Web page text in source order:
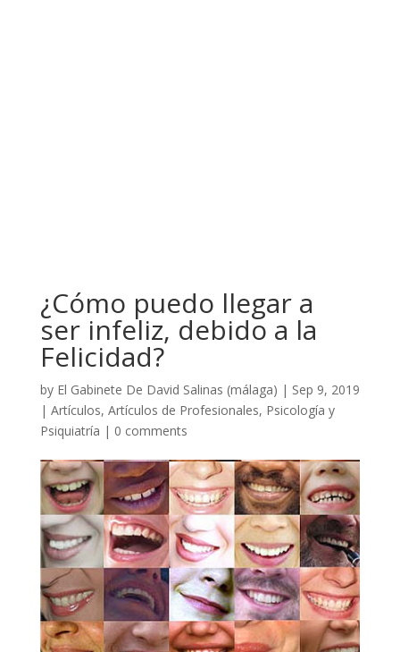
¿Cómo puedo llegar a
ser infeliz, debido a la
Felicidad?
by El Gabinete De David Salinas (málaga) | Sep 9, 2019
| Artículos, Artículos de Profesionales, Psicología y
Psiquiatría | 0 comments